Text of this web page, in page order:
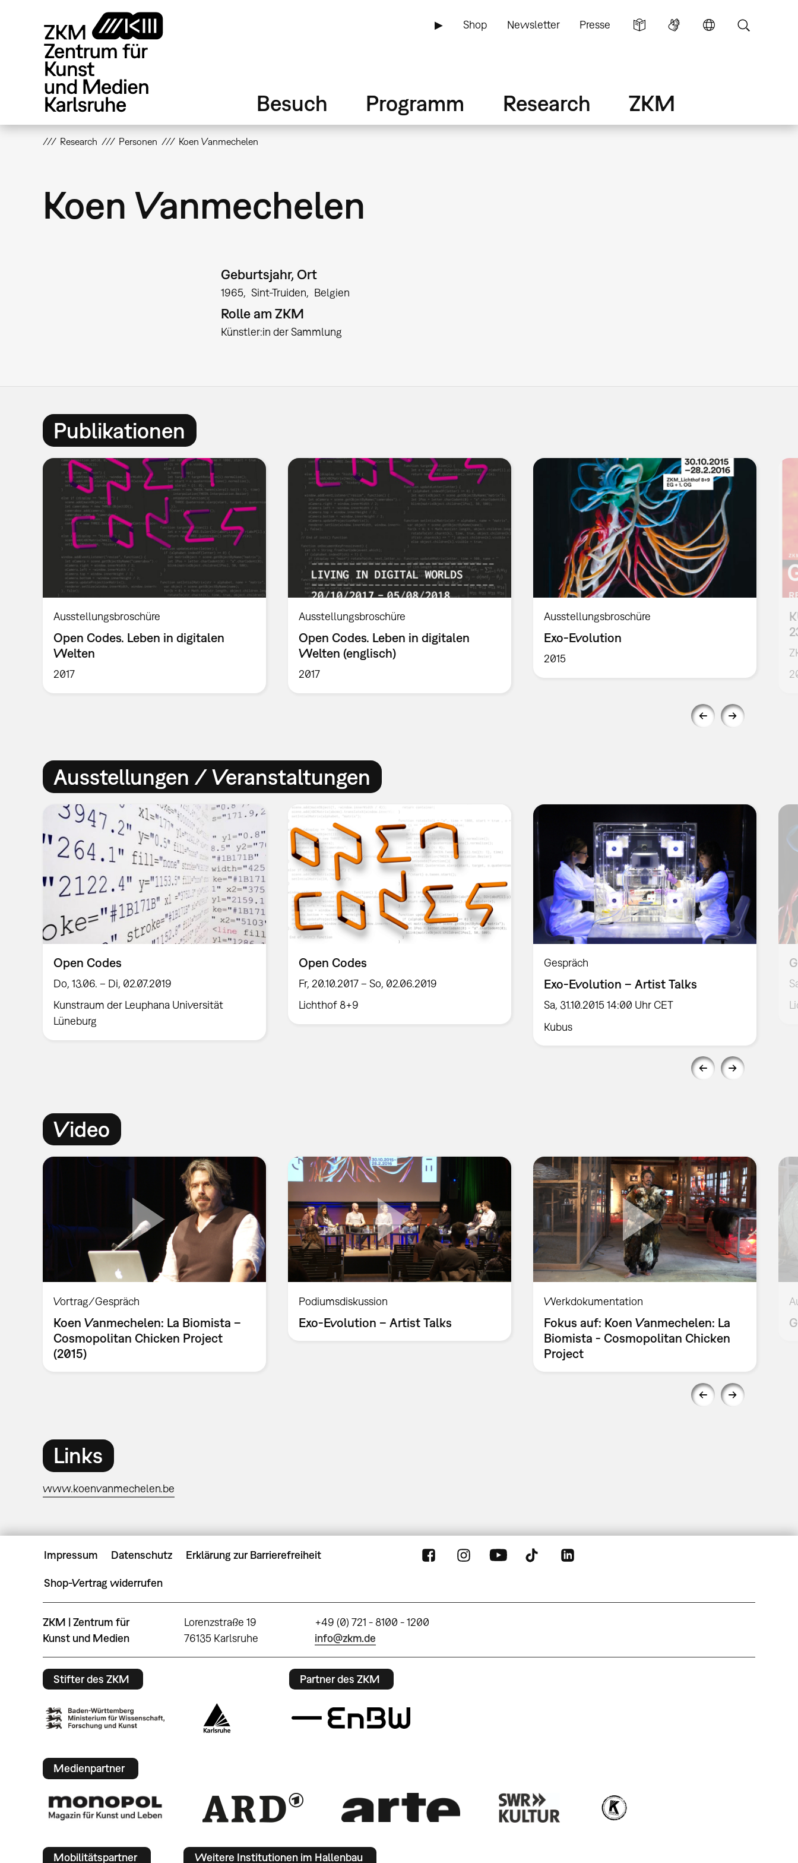
▶ Shop Newsletter Presse
Besuch Programm Research ZKM
Research Personen Koen Vanmechelen
Koen Vanmechelen
Geburtsjahr, Ort
1965 Sint-Truiden Belgien
Rolle am ZKM
Künstler:in der Sammlung
Publikationen
Ausstellungsbroschüre
Open Codes. Leben in digitalen
Welten
2017
Ausstellungsbroschüre
Open Codes. Leben in digitalen
Welten (englisch)
2017
Ausstellungsbroschüre
Exo-Evolution
2015
Ausstellungen / Veranstaltungen
Open Codes
Do, 13.06. – Di, 02.07.2019
Kunstraum der Leuphana Universität
Lüneburg
Open Codes
Fr, 20.10.2017 – So, 02.06.2019
Lichthof 8+9
Gespräch
Exo-Evolution – Artist Talks
Sa, 31.10.2015 14:00 Uhr CET
Kubus
Video
Vortrag/Gespräch
Koen Vanmechelen: La Biomista –
Cosmopolitan Chicken Project
(2015)
Podiumsdiskussion
Exo-Evolution – Artist Talks
Werkdokumentation
Fokus auf: Koen Vanmechelen: La
Biomista - Cosmopolitan Chicken
Project
Links
www.koenvanmechelen.be
Impressum Datenschutz Erklärung zur Barrierefreiheit
Shop-Vertrag widerrufen
ZKM | Zentrum für
Kunst und Medien
Lorenzstraße 19
76135 Karlsruhe
+49 (0) 721 - 8100 - 1200
info@zkm.de
Stifter des ZKM Partner des ZKM
Medienpartner
Mobilitätspartner Weitere Institutionen im Hallenbau